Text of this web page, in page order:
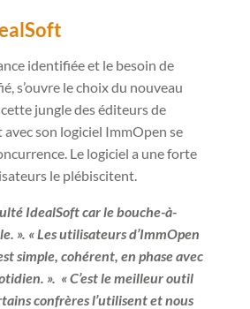
identifiée et le besoin de
s’ouvre le choix du nouveau
jungle des éditeurs de
avec son logiciel ImmOpen se
Le logiciel a une forte
le plébiscitent.
IdealSoft car le bouche-à-
». « Les utilisateurs d’ImmOpen
simple, cohérent, en phase avec
». « C’est le meilleur outil
confrères l’utilisent et nous